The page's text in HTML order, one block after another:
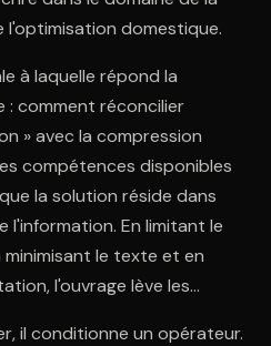
domestique.
à laquelle répond la
comment réconcilier
» avec la compression
compétences disponibles
la solution réside dans
l'information. En limitant le
le texte et en
l'ouvrage lève les
il conditionne un opérateur.